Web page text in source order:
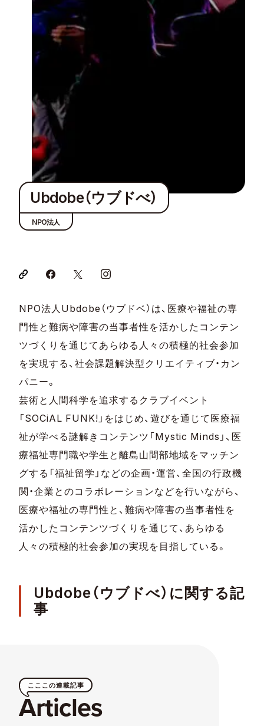
Ubdobe（ウブドべ）
NPO法人
NPO法人Ubdobe（ウブドベ）は、医療や福祉の専
門性と難病や障害の当事者性を活かしたコンテン
ツづくりを通じてあらゆる人々の積極的社会参加
を実現する、社会課題解決型クリエイティブ・カン
パニー。
芸術と人間科学を追求するクラブイベント
「SOCiAL FUNK!」をはじめ、遊びを通じて医療福
祉が学べる謎解きコンテンツ「Mystic Minds」、医
療福祉専門職や学生と離島山間部地域をマッチン
グする「福祉留学」などの企画・運営、全国の行政機
関・企業とのコラボレーションなどを行いながら、
医療や福祉の専門性と、難病や障害の当事者性を
活かしたコンテンツづくりを通じて、あらゆる
人々の積極的社会参加の実現を目指している。
Ubdobe（ウブドべ）に関する記
事
こここの連載記事
Articles